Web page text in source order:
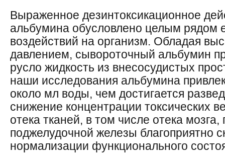
Выраженное дезинтоксикационное
альбумина обусловлено целым рядом
воздействий на организм. Обладая
давлением, сывороточный альбумин
русло жидкость из внесосудистых
наши исследования альбумина
около мл воды, чем достигается
снижение концентрации токсических
отека тканей, в том числе отека мозга,
поджелудочной железы благоприятно
нормализации функционального